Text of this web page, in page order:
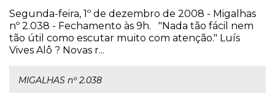
Segunda-feira, 1º de dezembro de 2008 - Migalhas
nº 2.038 - Fechamento às 9h. "Nada tão fácil nem
tão útil como escutar muito com atenção." Luís
Vives Alô ? Novas r...
MIGALHAS nº 2.038